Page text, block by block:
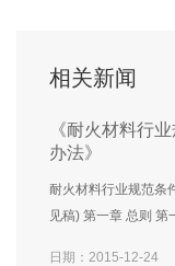
相关新闻
《耐火材料行
办法》
耐火材料行业规范条
见稿) 第一章 总则 第
日期：2015-12-24